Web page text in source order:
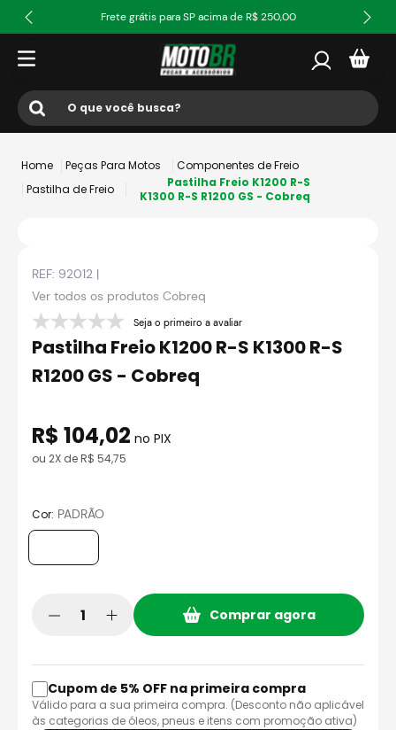
Frete grátis para SP acima de R$ 250,00
O que você busca?
4º fw3
5 º capacete ls2
jaqueta
7º axxis fenix
9º capacete aberto
10º race tech
Peças Para Motos
Componentes de Freio
Pastilha de Freio
Pastilha Freio K1200 R-S
K1300 R-S R1200 GS - Cobreq
REF: 92012 |
Ver todos os produtos Cobreq
Seja o primeiro a avaliar
Pastilha Freio K1200 R-S K1300 R-S
R1200 GS - Cobreq
R$ 104,02 no PIX
ou 2X deR$ 54,75
Cor: PADRÃO
Comprar agora
Cupom de 5% OFF na primeira compra
Válido para a sua primeira compra. (Desconto não aplicável
às categorias de óleos, pneus e itens com promoção ativa)